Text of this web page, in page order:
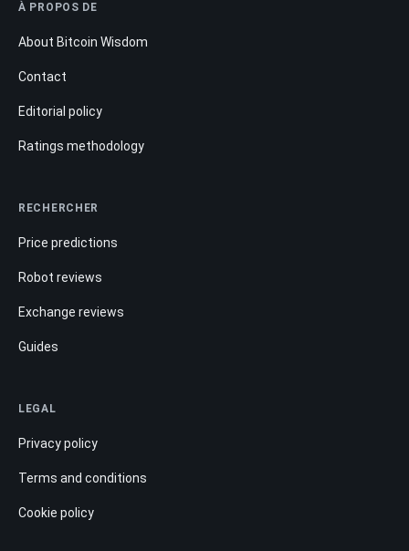
À PROPOS DE
About Bitcoin Wisdom
Contact
Editorial policy
Ratings methodology
RECHERCHER
Price predictions
Robot reviews
Exchange reviews
Guides
LEGAL
Privacy policy
Terms and conditions
Cookie policy